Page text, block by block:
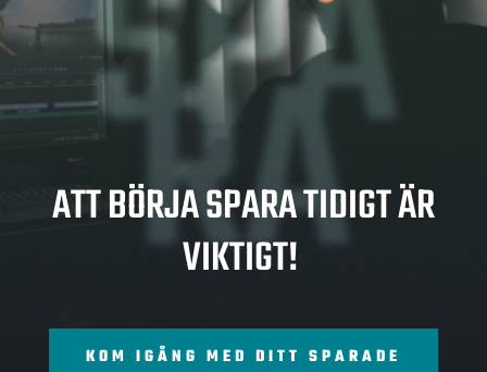
RA
ATT BÖRJA SPARA TIDIGT ÄR
VIKTIGT!
KOM IGÅNG MED DITT SPARADE